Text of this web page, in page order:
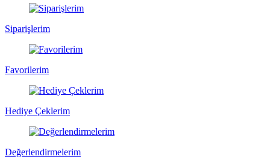
Siparişlerim
Favorilerim
Hediye Çeklerim
Değerlendirmelerim